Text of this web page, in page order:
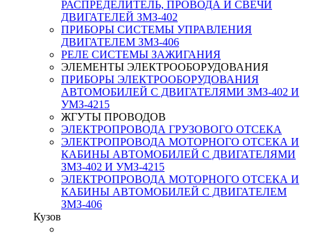
РАСПРЕДЕЛИТЕЛЬ, ПРОВОДА И СВЕЧИ
ДВИГАТЕЛЕЙ ЗМЗ-402
ПРИБОРЫ СИСТЕМЫ УПРАВЛЕНИЯ
ДВИГАТЕЛЕМ ЗМЗ-406
РЕЛЕ СИСТЕМЫ ЗАЖИГАНИЯ
ЭЛЕМЕНТЫ ЭЛЕКТРООБОРУДОВАНИЯ
ПРИБОРЫ ЭЛЕКТРООБОРУДОВАНИЯ
АВТОМОБИЛЕЙ С ДВИГАТЕЛЯМИ ЗМЗ-402 И
УМЗ-4215
ЖГУТЫ ПРОВОДОВ
ЭЛЕКТРОПРОВОДА ГРУЗОВОГО ОТСЕКА
ЭЛЕКТРОПРОВОДА МОТОРНОГО ОТСЕКА И
КАБИНЫ АВТОМОБИЛЕЙ С ДВИГАТЕЛЯМИ
ЗМЗ-402 И УМЗ-4215
ЭЛЕКТРОПРОВОДА МОТОРНОГО ОТСЕКА И
КАБИНЫ АВТОМОБИЛЕЙ С ДВИГАТЕЛЕМ
ЗМЗ-406
Кузов